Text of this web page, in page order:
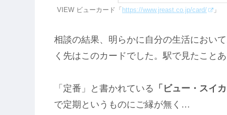
VIEW ビューカード「 https://www.jreast.co.jp/card/ 」
相談の結果、明らかに自分の生活におい
く先はこのカードでした。駅で見たこと
「定番」と書かれている 「ビュー・スイ
で定期というものにご縁が無く…